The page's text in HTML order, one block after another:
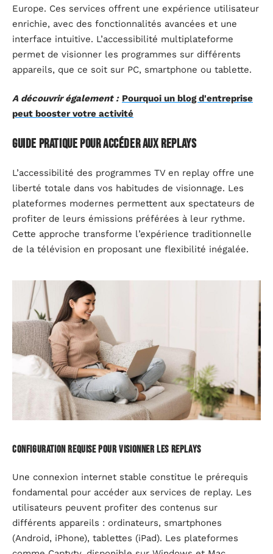
Europe. Ces services offrent une expérience utilisateur
enrichie, avec des fonctionnalités avancées et une
interface intuitive. L’accessibilité multiplateforme
permet de visionner les programmes sur différents
appareils, que ce soit sur PC, smartphone ou tablette.
A découvrir également : Pourquoi un blog d'entreprise
peut booster votre activité
Guide pratique pour accéder aux replays
L’accessibilité des programmes TV en replay offre une
liberté totale dans vos habitudes de visionnage. Les
plateformes modernes permettent aux spectateurs de
profiter de leurs émissions préférées à leur rythme.
Cette approche transforme l’expérience traditionnelle
de la télévision en proposant une flexibilité inégalée.
Configuration requise pour visionner les replays
Une connexion internet stable constitue le prérequis
fondamental pour accéder aux services de replay. Les
utilisateurs peuvent profiter des contenus sur
différents appareils : ordinateurs, smartphones
(Android, iPhone), tablettes (iPad). Les plateformes